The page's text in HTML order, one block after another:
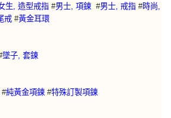
生, 造型戒指 #男士, 項鍊 #男士, 戒指 #時尚,
戒 #黃金耳環
墜子, 套鍊
#純黃金項鍊 #特殊訂製項鍊